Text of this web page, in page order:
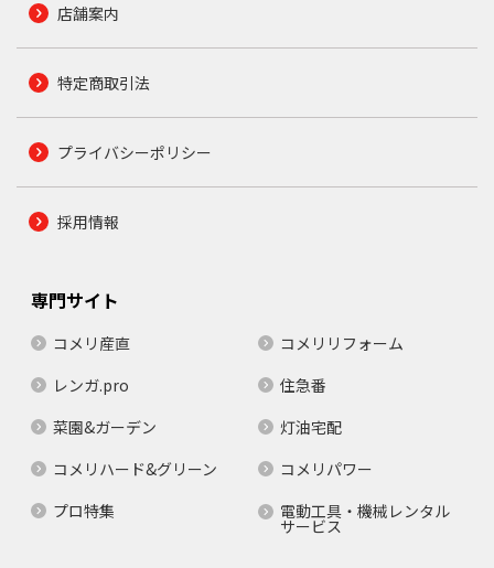
店舗案内
特定商取引法
プライバシーポリシー
採用情報
専門サイト
コメリ産直
コメリリフォーム
レンガ.pro
住急番
菜園&ガーデン
灯油宅配
コメリハード&グリーン
コメリパワー
プロ特集
電動工具・機械レンタル
サービス